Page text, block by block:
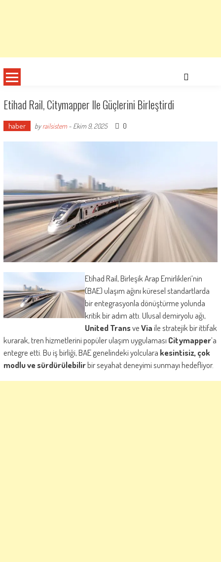
Etihad Rail, Citymapper Ile Güçlerini Birleştirdi
haber byrailsistem- Ekim 9, 2025 0
Etihad Rail, Birleşik Arap Emirlikleri’nin
(BAE) ulaşım ağını küresel standartlarda
bir entegrasyonla dönüştürme yolunda
kritik bir adım attı. Ulusal demiryolu ağı,
United TransveViaile stratejik bir ittifak
kurarak, tren hizmetlerini popüler ulaşım uygulaması Citymapper’a
entegre etti. Bu iş birliği, BAE genelindeki yolculara kesintisiz, çok
modlu ve sürdürülebilirbir seyahat deneyimi sunmayı hedefliyor.